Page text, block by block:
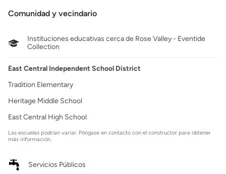
Comunidad y vecindario
Instituciones educativas cerca de Rose Valley - Eventide
Collection
East Central Independent School District
Tradition Elementary
Heritage Middle School
East Central High School
Las escuelas podrían variar. Póngase en contacto con el constructor para obtener
más información.
Servicios Públicos